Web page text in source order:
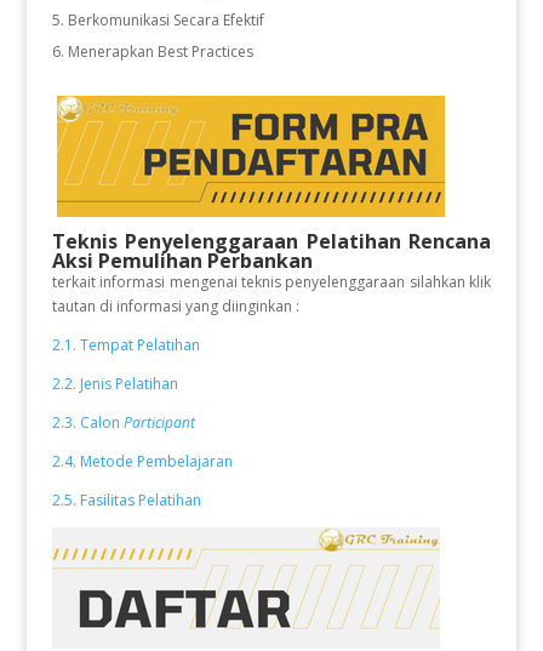
Berkomunikasi Secara Efektif
Menerapkan Best Practices
Teknis Penyelenggaraan Pelatihan Rencana
Aksi Pemulihan Perbankan
terkait informasi mengenai teknis penyelenggaraan silahkan klik
tautan di informasi yang diinginkan :
2.1. Tempat Pelatihan
2.2. Jenis Pelatihan
2.3. Calon Participant
2.4. Metode Pembelajaran
2.5. Fasilitas Pelatihan